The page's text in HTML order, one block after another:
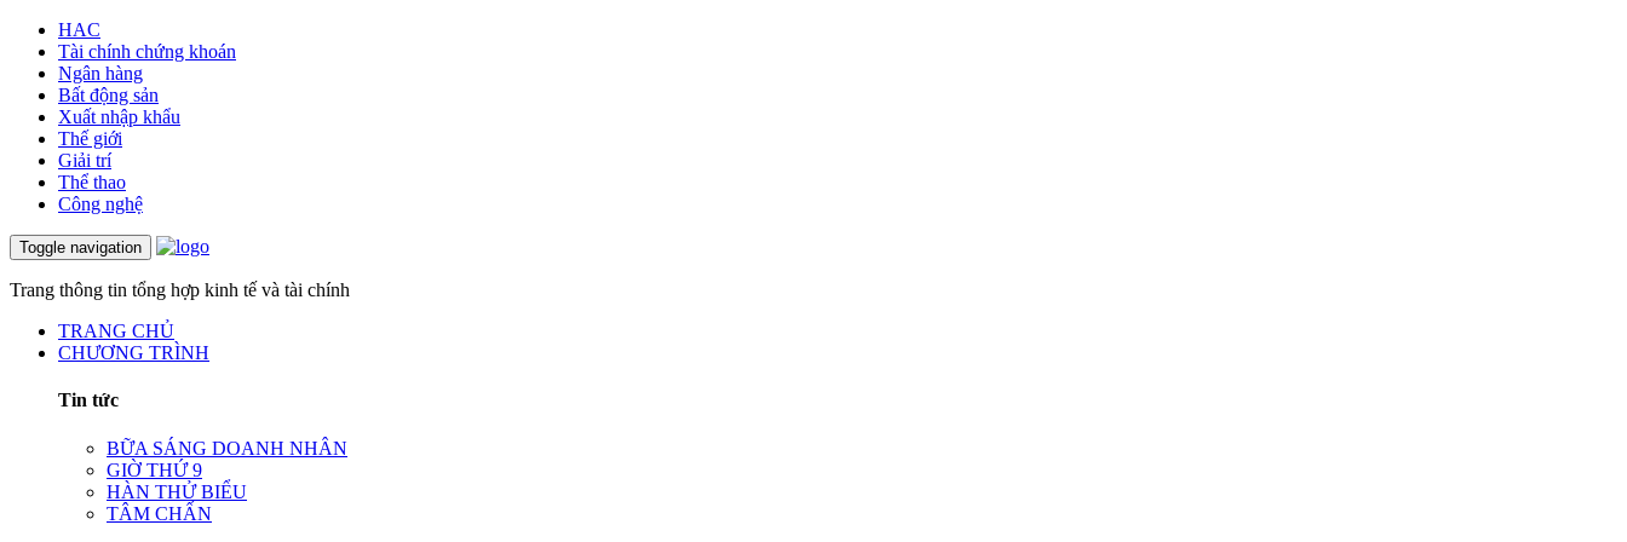
HAC
Tài chính chứng khoán
Ngân hàng
Bất động sản
Xuất nhập khẩu
Thế giới
Giải trí
Thể thao
Công nghệ
Toggle navigation
Trang thông tin tổng hợp kinh tế và tài chính
TRANG CHỦ
CHƯƠNG TRÌNH
Tin tức
BỮA SÁNG DOANH NHÂN
GIỜ THỨ 9
HÀN THỬ BIỂU
TÂM CHẤN